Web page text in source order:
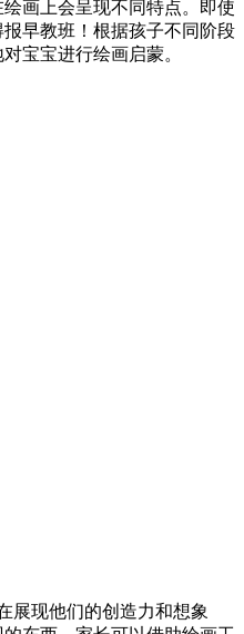
画上会呈现不同特点。即使
早教班！根据孩子不同阶段
宝宝进行绘画启蒙。
展现他们的创造力和想象